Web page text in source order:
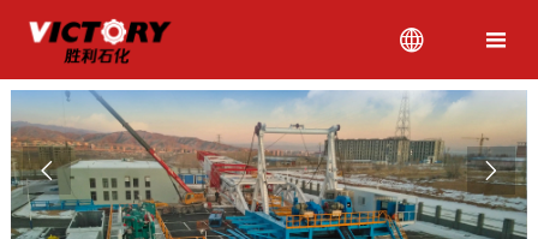
 
 